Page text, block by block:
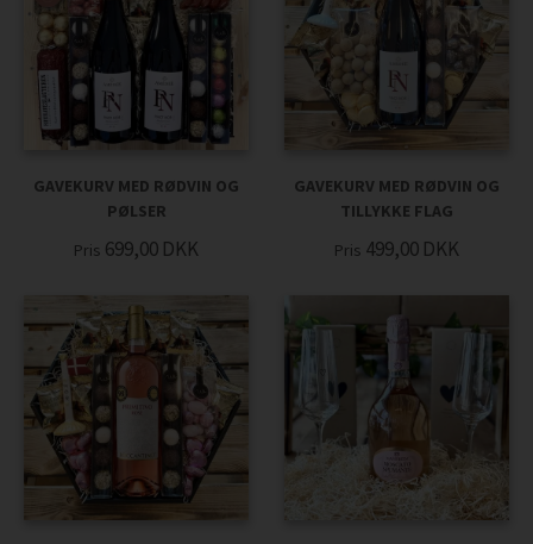
GAVEKURV MED RØDVIN OG
PØLSER
Pris 699,00 DKK
GAVEKURV MED RØDVIN OG
TILLYKKE FLAG
Pris 499,00 DKK